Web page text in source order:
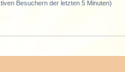
Besuchern der letzten 5 Minuten)